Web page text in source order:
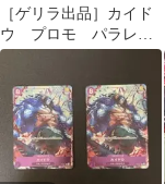
［ゲリラ出品］カイド
ウ プロモ パラレル
2枚 1st anniversary